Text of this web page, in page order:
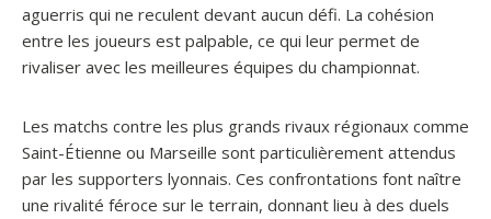
aguerris qui ne reculent devant aucun défi. La cohésion
entre les joueurs est palpable, ce qui leur permet de
rivaliser avec les meilleures équipes du championnat.
Les matchs contre les plus grands rivaux régionaux comme
Saint-Étienne ou Marseille sont particulièrement attendus
par les supporters lyonnais. Ces confrontations font naître
une rivalité féroce sur le terrain, donnant lieu à des duels